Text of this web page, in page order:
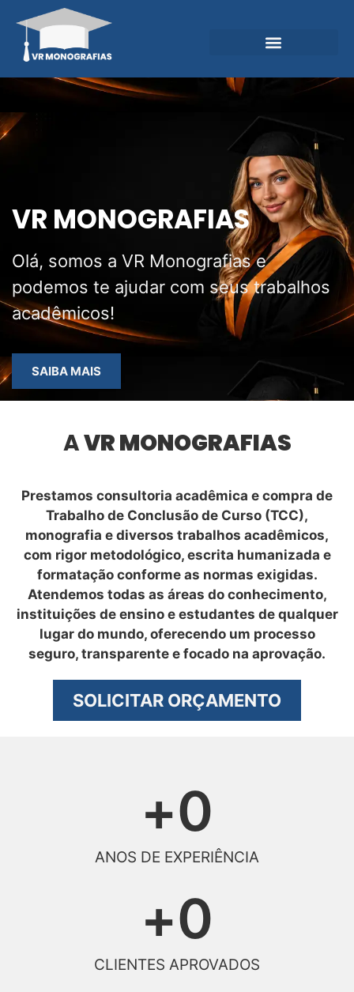
VR MONOGRAFIAS
Olá, somos a VR Monografias e
podemos te ajudar com seus trabalhos
acadêmicos!
SAIBA MAIS
AVR MONOGRAFIAS
Prestamos consultoria acadêmica e compra de
Trabalho de Conclusão de Curso (TCC),
monografia e diversos trabalhos acadêmicos,
com rigor metodológico, escrita humanizada e
formatação conforme as normas exigidas.
Atendemos todas as áreas do conhecimento,
instituições de ensino e estudantes de qualquer
lugar do mundo, oferecendo um processo
seguro, transparente e focado na aprovação.
SOLICITAR ORÇAMENTO
ANOS DE EXPERIÊNCIA
+0
CLIENTES APROVADOS
+0